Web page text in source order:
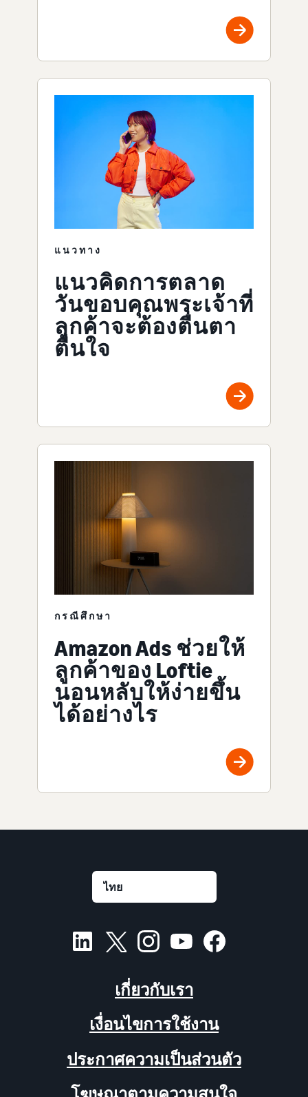
แนวทาง
แนวคิดการตลาด
วันขอบคุณพระเจ้าที่
ลูกค้าจะต้องตื่นตา
ตื่นใจ
กรณีศึกษา
Amazon Ads ช่วยให้
ลูกค้าของ Loftie
นอนหลับให้ง่ายขึ้น
ได้อย่างไร
เกี่ยวกับเรา
เงื่อนไขการใช้งาน
ประกาศความเป็นส่วนตัว